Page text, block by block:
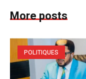
More posts
POLITIQUES